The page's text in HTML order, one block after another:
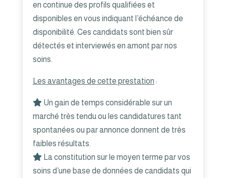
en continue des profils qualifiées et
disponibles en vous indiquant l’échéance de
disponibilité. Ces candidats sont bien sûr
détectés et interviewés en amont par nos
soins.
Les avantages de cette prestation :
Un gain de temps considérable sur un
marché très tendu ou les candidatures tant
spontanées ou par annonce donnent de très
faibles résultats.
La constitution sur le moyen terme par vos
soins d’une base de données de candidats qui